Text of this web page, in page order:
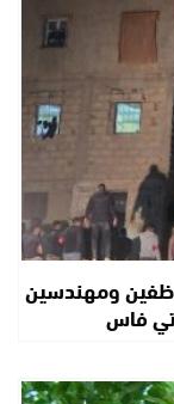
ومهندسين
فاس